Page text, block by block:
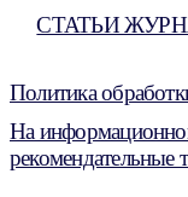
СТАТЬИ
Политика
На
рекомендательные